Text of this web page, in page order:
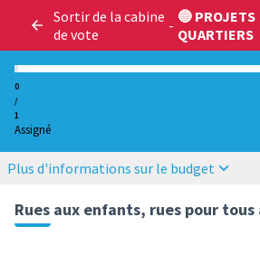
Sortir de la cabine
de vote
- 🔵 PROJETS
QUARTIERS
0
/
1
Assigné
Plus d'informations sur le budget
Rues aux enfants, rues pour tous